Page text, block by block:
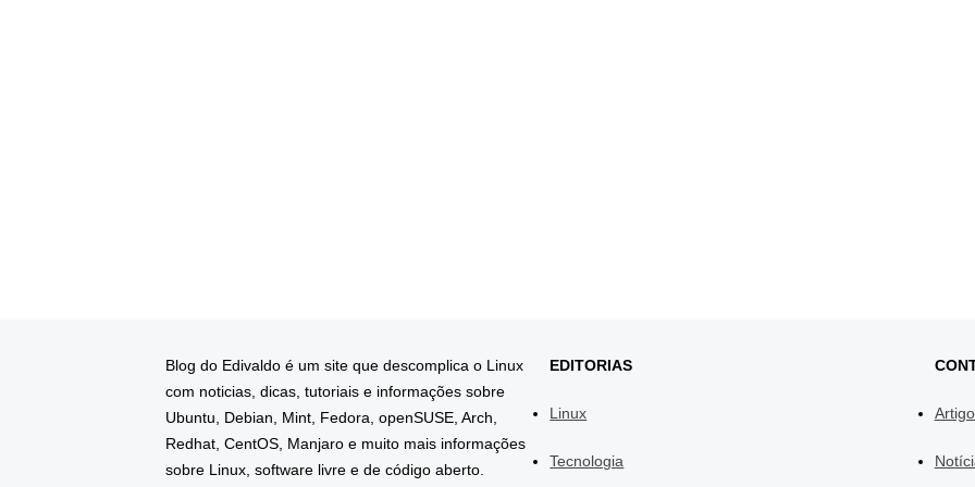
Blog do Edivaldo é um site que descomplica o Linux
com noticias, dicas, tutoriais e informações sobre
Ubuntu, Debian, Mint, Fedora, openSUSE, Arch,
Redhat, CentOS, Manjaro e muito mais informações
sobre Linux, software livre e de código aberto.
EDITORIAS
Linux
Tecnologia